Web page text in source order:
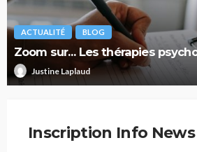
ACTUALITÉ BLOG
Zoom sur… Les thérapies
Justine Laplaud
Inscription Info News